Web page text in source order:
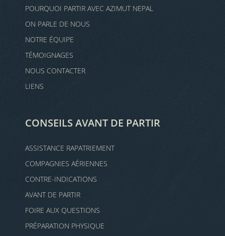
POURQUOI PARTIR AVEC AZIMUT NEPAL
ON PARLE DE NOUS
NOTRE ÉQUIPE
TÉMOIGNAGES
NOUS CONTACTER
LIENS
CONSEILS AVANT DE PARTIR
ASSISTANCE RAPATRIEMENT
COMPAGNIES AÉRIENNES
CONTRE-INDICATIONS
AVANT DE PARTIR
FOIRE AUX QUESTIONS
PRÉPARATION PHYSIQUE